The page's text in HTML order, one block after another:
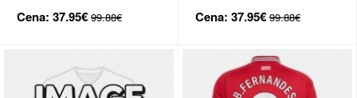
Cena: 37.95€ 99.88€ Cena: 37.95€ 99.88€